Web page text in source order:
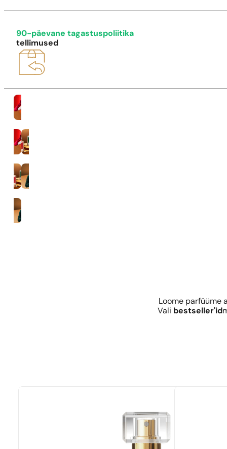
90-päevane tagastuspoliitika
tellimused
Naised
35% lõhnaaine kontsentratsioon
Mehed
Loome parfüüme
Vali bestseller'id